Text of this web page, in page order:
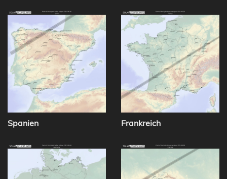
Spanien Frankreich